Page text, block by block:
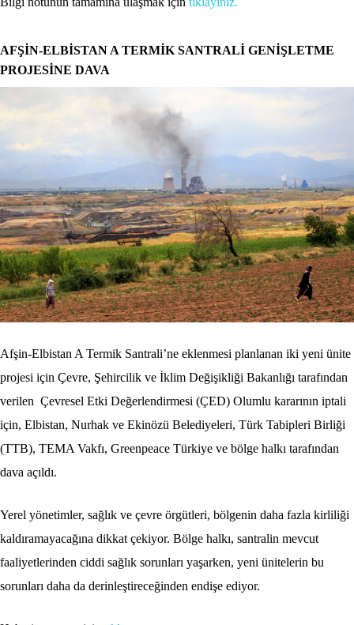
AFŞİN-ELBİSTAN A TERMİK SANTRALİ GENİŞLETME
PROJESİNE DAVA
Afşin-Elbistan A Termik Santrali’ne eklenmesi planlanan iki yeni ünite
projesi için Çevre, Şehircilik ve İklim Değişikliği Bakanlığı tarafından
verilen Çevresel Etki Değerlendirmesi (ÇED) Olumlu kararının iptali
için, Elbistan, Nurhak ve Ekinözü Belediyeleri, Türk Tabipleri Birliği
(TTB), TEMA Vakfı, Greenpeace Türkiye ve bölge halkı tarafından
dava açıldı.
Yerel yönetimler, sağlık ve çevre örgütleri, bölgenin daha fazla kirliliği
kaldıramayacağına dikkat çekiyor. Bölge halkı, santralin mevcut
faaliyetlerinden ciddi sağlık sorunları yaşarken, yeni ünitelerin bu
sorunları daha da derinleştireceğinden endişe ediyor.